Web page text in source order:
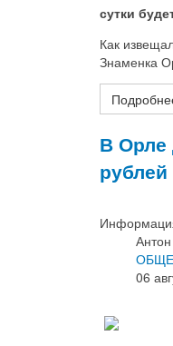
сутки
Как
Знаменка
В Орле
06